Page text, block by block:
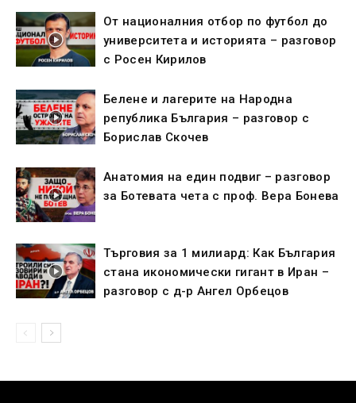
От националния отбор по футбол до
университета и историята – разговор
с Росен Кирилов
Белене и лагерите на Народна
република България – разговор с
Борислав Скочев
Анатомия на един подвиг – разговор
за Ботевата чета с проф. Вера Бонева
Търговия за 1 милиард: Как България
стана икономически гигант в Иран –
разговор с д-р Ангел Орбецов